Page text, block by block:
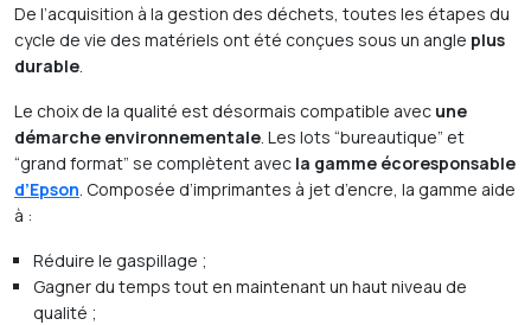
De l’acquisition à la gestion des déchets, toutes les étapes du
cycle de vie des matériels ont été conçues sous un angle plus
durable
Le choix de la qualité est désormais compatible avec une
démarche environnementale . Les lots “bureautique” et
“grand format” se complètent avec la gamme écoresponsable
d’Epson . Composée d’imprimantes à jet d’encre, la gamme aide
à :
Réduire le gaspillage ;
Gagner du temps tout en maintenant un haut niveau de
qualité ;